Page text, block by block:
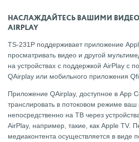
НАСЛАЖДАЙТЕСЬ ВАШИМИ
AIRPLAY
TS-231P поддерживает приложение
просматривать видео и другой
на устройствах с поддержкой AirPlay с
QAirplay или мобильного приложения
Приложение QAirplay, доступное в App
транслировать в потоковом режиме ваш
непосредственно на ТВ через
AirPlay, например, такие, как Apple TV.
медиаконтента осуществляется в виде